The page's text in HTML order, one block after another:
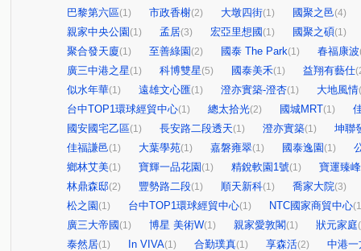
巴黎第六區(1) 市政香榭(2) 大墩四街(1) 國聚之邑(4)
親家中央公園 (1) 孟居(3) 宏亞里想國 (1) 國聚之碩(1)
聚合發天廈(1) 至善綠園 (2) 國泰 The Park(1) 春福康波
廣三中港之星(1) 科博雙星(5) 國泰美禾(1) 益翔有藝仕
似水年華(1) 遠雄文心匯(1) 澄亦實築-澄杏(1) 大地風情
台中TOP1環球經貿中心(1) 總太拾光(2) 國城MRT(1)
國安國宅乙區(1) 長安路二段透天(1) 澄亦實築(1)
坤聯
佳福謙邑(1) 大葉學苑(1) 嘉磐雍翠(1) 國泰逸園 (1)
鄉林艾美(1) 寶輝一品花園 (1) 精銳軟園1號(1)
寶運臻峰
林鼎森邸(2) 豐勢路二段(1) 順天新科(1) 喬家大院(3)
松之園 (1) 台中TOP1環球經貿中心(1) NTC國家商貿中心
廣三大帝國 (1) 博星 美術W(1) 親家愛敦閣(1) 狀元家庭
泰然居(1) In VIVA(1) 合勤璞真(1) 享森活(2)
中港一